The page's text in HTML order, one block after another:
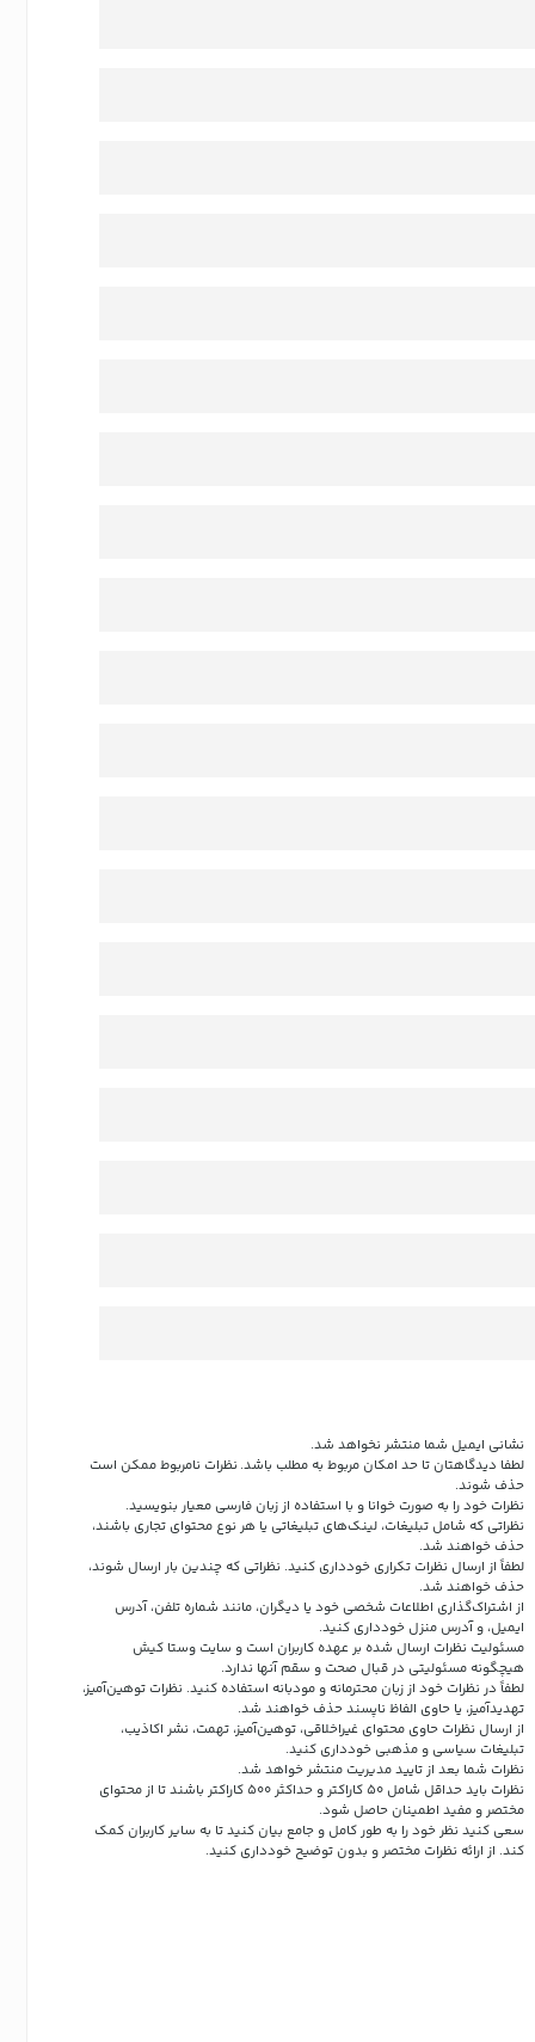
نشانی ایمیل شما منتشر نخواهد شد.
لطفا دیدگاهتان تا حد امکان مربوط به مطلب باشد. نظرات نامربوط ممکن است
حذف شوند.
نظرات خود را به صورت خوانا و با استفاده از زبان فارسی معیار بنویسید.
نظراتی که شامل تبلیغات، لینک‌های تبلیغاتی یا هر نوع محتوای تجاری باشند،
حذف خواهند شد.
لطفاً از ارسال نظرات تکراری خودداری کنید. نظراتی که چندین بار ارسال شوند،
حذف خواهند شد.
از اشتراک‌گذاری اطلاعات شخصی خود یا دیگران، مانند شماره تلفن، آدرس
ایمیل، و آدرس منزل خودداری کنید.
مسئولیت نظرات ارسال شده بر عهده کاربران است و سایت وستا کیش
هیچگونه مسئولیتی در قبال صحت و سقم آنها ندارد.
لطفاً در نظرات خود از زبان محترمانه و مودبانه استفاده کنید. نظرات توهین‌آمیز،
تهدیدآمیز، یا حاوی الفاظ ناپسند حذف خواهند شد.
از ارسال نظرات حاوی محتوای غیراخلاقی، توهین‌آمیز، تهمت، نشر اکاذیب،
تبلیغات سیاسی و مذهبی خودداری کنید.
نظرات شما بعد از تایید مدیریت منتشر خواهد شد.
نظرات باید حداقل شامل 50 کاراکتر و حداکثر 500 کاراکتر باشند تا از محتوای
مختصر و مفید اطمینان حاصل شود.
سعی کنید نظر خود را به طور کامل و جامع بیان کنید تا به سایر کاربران کمک
کند. از ارائه نظرات مختصر و بدون توضیح خودداری کنید.